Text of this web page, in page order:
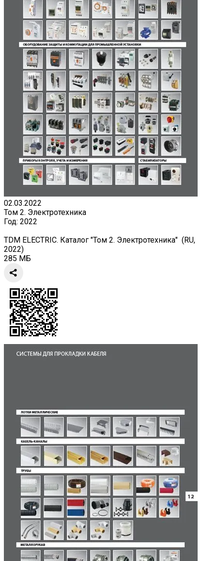
02.03.2022
Том 2. Электротехника
Год: 2022
TDM ELECTRIC. Каталог "Том 2. Электротехника" (RU,
2022)
285 МБ